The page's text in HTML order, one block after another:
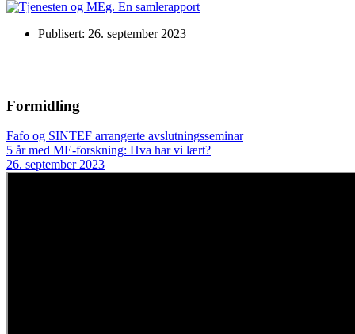
Publisert: 26. september 2023
Formidling
Fafo og SINTEF arrangerte avslutningsseminar
5 år med ME-forskning: Hva har vi lært?
26. september 2023